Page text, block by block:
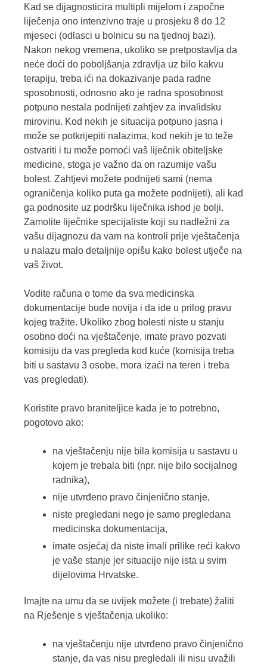
Kad se dijagnosticira multipli mijelom i započne
liječenja ono intenzivno traje u prosjeku 8 do 12
mjeseci (odlasci u bolnicu su na tjednoj bazi).
Nakon nekog vremena, ukoliko se pretpostavlja da
neće doći do poboljšanja zdravlja uz bilo kakvu
terapiju, treba ići na dokazivanje pada radne
sposobnosti, odnosno ako je radna sposobnost
potpuno nestala podnijeti zahtjev za invalidsku
mirovinu. Kod nekih je situacija potpuno jasna i
može se potkrijepiti nalazima, kod nekih je to teže
ostvariti i tu može pomoći vaš liječnik obiteljske
medicine, stoga je važno da on razumije vašu
bolest. Zahtjevi možete podnijeti sami (nema
ograničenja koliko puta ga možete podnijeti), ali kad
ga podnosite uz podršku liječnika ishod je bolji.
Zamolite liječnike specijaliste koji su nadležni za
vašu dijagnozu da vam na kontroli prije vještačenja
u nalazu malo detaljnije opišu kako bolest utječe na
vaš život.
Vodite računa o tome da sva medicinska
dokumentacije bude novija i da ide u prilog pravu
kojeg tražite. Ukoliko zbog bolesti niste u stanju
osobno doći na vještačenje, imate pravo pozvati
komisiju da vas pregleda kod kuće (komisija treba
biti u sastavu 3 osobe, mora izaći na teren i treba
vas pregledati).
Koristite pravo braniteljice kada je to potrebno,
pogotovo ako:
na vještačenju nije bila komisija u sastavu u
kojem je trebala biti (npr. nije bilo socijalnog
radnika),
nije utvrđeno pravo činjenično stanje,
niste pregledani nego je samo pregledana
medicinska dokumentacija,
imate osjećaj da niste imali prilike reći kakvo
je vaše stanje jer situacije nije ista u svim
dijelovima Hrvatske.
Imajte na umu da se uvijek možete (i trebate) žaliti
na Rješenje s vještačenja ukoliko:
na vještačenju nije utvrđeno pravo činjenično
stanje, da vas nisu pregledali ili nisu uvažili